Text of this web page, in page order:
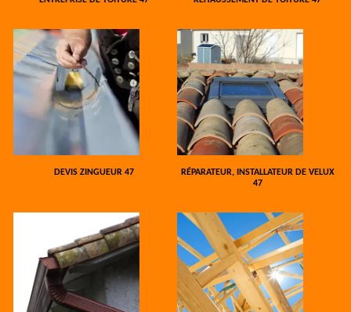
DEVIS ZINGUEUR 47
RÉPARATEUR, INSTALLATEUR DE VELUX
47